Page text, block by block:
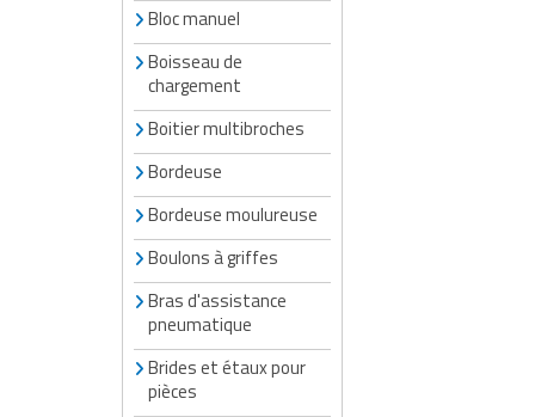
Vitrines réfrigérées
Bloc manuel
Boisseau de
chargement
Boitier multibroches
Bordeuse
Bordeuse moulureuse
Boulons à griffes
Bras d'assistance
pneumatique
Brides et étaux pour
pièces